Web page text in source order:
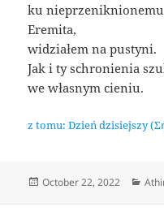
ku
Eremita,
widziałem na pustyni.
Jak i ty schronienia
we własnym cieniu.
z tomu: Dzień dzisiejszy
Posted
October 22, 2022